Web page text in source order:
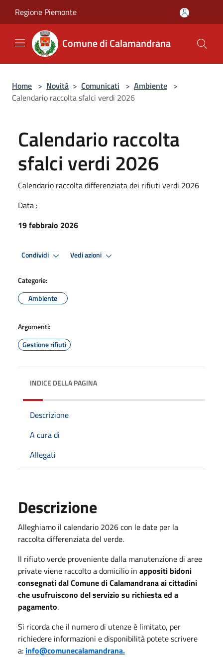
Regione Piemonte
Comune di Calamandrana
Home > Novità > Comunicati > Ambiente >
Calendario raccolta sfalci verdi 2026
Calendario raccolta
sfalci verdi 2026
Calendario raccolta differenziata dei rifiuti verdi 2026
Data :
19 febbraio 2026
Condividi Vedi azioni
Categorie:
Ambiente
Argomenti:
Gestione rifiuti
INDICE DELLA PAGINA
Descrizione
A cura di
Allegati
Descrizione
Alleghiamo il calendario 2026 con le date per la
raccolta differenziata del verde.
ll rifiuto verde proveniente dalla manutenzione di aree
private viene raccolto a domicilio in appositi bidoni
consegnati dal Comune di Calamandrana ai cittadini
che usufruiscono del servizio su richiesta ed a
pagamento.
Si ricorda che il numero di utenze è limitato, per
richiedere informazioni e disponibilità potete scrivere
a: info@comunecalamandrana.